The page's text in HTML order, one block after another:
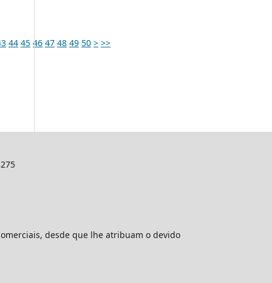
44 45 46 47 48 49 50 > >>
desde que lhe atribuam o devido